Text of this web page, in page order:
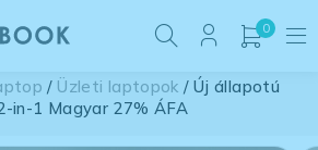
0
/ Üzleti laptopok / Új állapotú
in-1 Magyar 27% ÁFA